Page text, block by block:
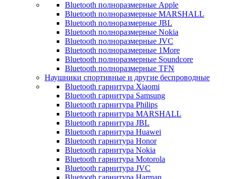
Bluetooth полноразмерные Apple
Bluetooth полноразмерные MARSHALL
Bluetooth полноразмерные JBL
Bluetooth полноразмерные Nokia
Bluetooth полноразмерные JVC
Bluetooth полноразмерные 1More
Bluetooth полноразмерные Soundcore
Bluetooth полноразмерные TFN
Наушники спортивные и другие беспроводные
Bluetooth гарнитура Xiaomi
Bluetooth гарнитура Samsung
Bluetooth гарнитура Philips
Bluetooth гарнитура MARSHALL
Bluetooth гарнитура JBL
Bluetooth гарнитура Huawei
Bluetooth гарнитура Honor
Bluetooth гарнитура Nokia
Bluetooth гарнитура Motorola
Bluetooth гарнитура JVC
Bluetooth гарнитура Harman